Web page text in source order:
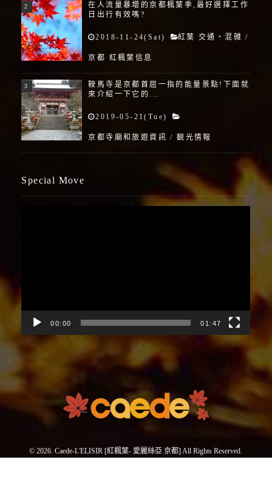
在人流量暴增的京都楓葉季,最好選擇工作
日出行有效嗎?
2018-11-24(Sat) 紅葉 交通・混雑 /
京都 紅楓葉信息
鞍馬寺是京都首屈一指的能量景點!下面就
來介紹一下它的...
2019-05-21(Tue)
京都寺廟和旅遊資訊 /観光情報
Special Move
00:00 01:47
© 2026. Caede-L'ELISIR [紅楓葉- 愛麗絲亞 京都] All Rights Reserved.